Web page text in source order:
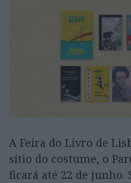
A Feira do Livro de
sítio do costume, o
ficará até 22 de junho.